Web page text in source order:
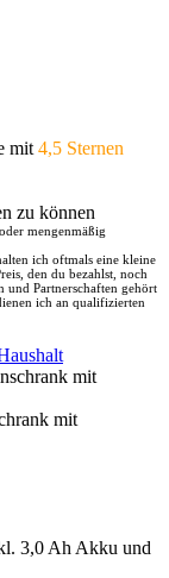
mit 4,5 Sternen
zu können
mengenmäßig
ich oftmals eine kleine
den du bezahlst, noch
und Partnerschaften gehört
ich an qualifizierten
mit